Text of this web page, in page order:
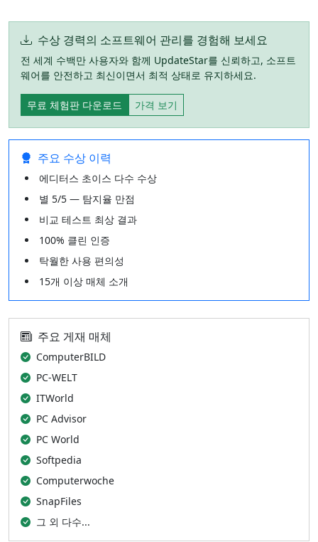
수상 경력의 소프트웨어 관리를 경험해 보세요
전 세계 수백만 사용자와 함께 UpdateStar를 신뢰하고, 소프트
웨어를 안전하고 최신이면서 최적 상태로 유지하세요.
무료 체험판 다운로드 가격 보기
주요 수상 이력
에디터스 초이스 다수 수상
별 5/5 — 탐지율 만점
비교 테스트 최상 결과
100% 클린 인증
탁월한 사용 편의성
15개 이상 매체 소개
주요 게재 매체
ComputerBILD
PC-WELT
ITWorld
PC Advisor
PC World
Softpedia
Computerwoche
SnapFiles
그 외 다수...